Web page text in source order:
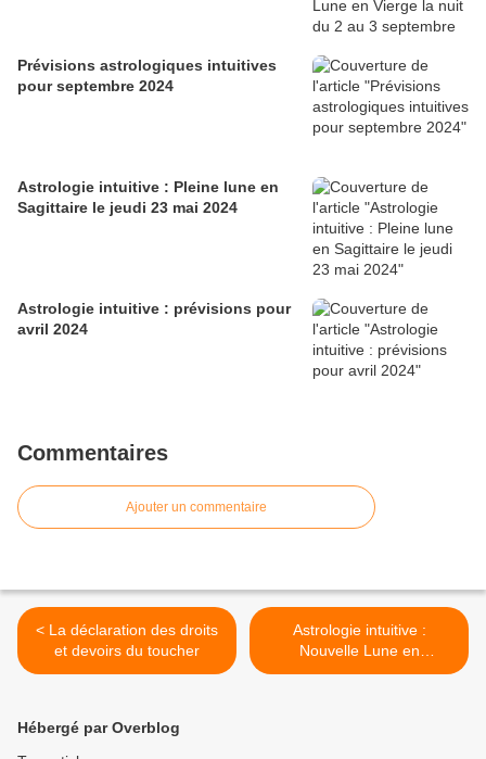
Prévisions astrologiques intuitives
pour septembre 2024
Astrologie intuitive : Pleine lune en
Sagittaire le jeudi 23 mai 2024
Astrologie intuitive : prévisions pour
avril 2024
Commentaires
Ajouter un commentaire
< La déclaration des droits
et devoirs du toucher
Astrologie intuitive :
Nouvelle Lune en
Capricorne le dimanche 2
Hébergé par Overblog